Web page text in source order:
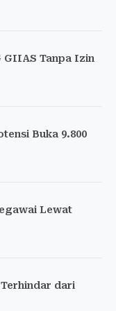
GIIAS Tanpa Izin
Buka 9.800
Lewat
dari